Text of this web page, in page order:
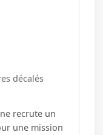
décalés
recrute un
une mission